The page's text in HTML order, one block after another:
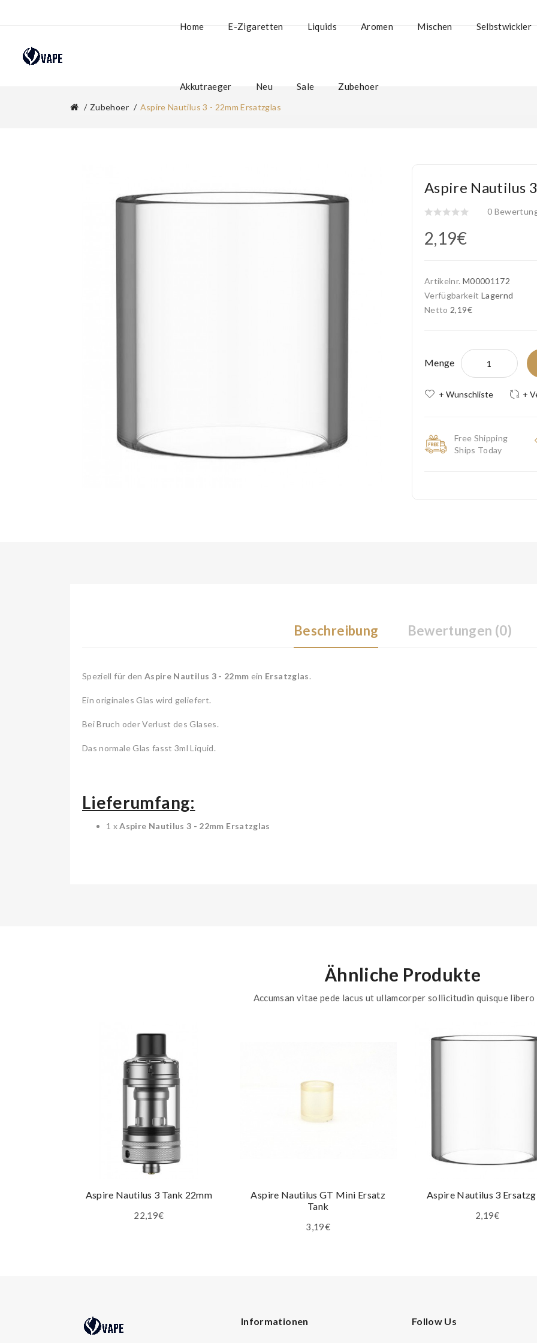
Home E-Zigaretten Liquids Aromen Mischen Selbstwickler
Akkutraeger Neu Sale Zubehoer
Zubehoer Aspire Nautilus 3 - 22mm Ersatzglas
Aspire Nautilus
0
2,19€
Artikelnr. M00001172
Verfügbarkeit Lagernd
Netto 2,19€
Menge
+ Wunschliste +
Free Shipping
Ships Today
Beschreibung Bewertungen (0)
Speziell für den Aspire Nautilus 3 - 22mm ein Ersatzglas.
Ein originales Glas wird geliefert.
Bei Bruch oder Verlust des Glases.
Das normale Glas fasst 3ml Liquid.
Lieferumfang:
1 xAspire Nautilus 3 - 22mm Ersatzglas
Ähnliche Produkte
Accumsan vitae pede lacus ut ullamcorper sollicitudin quisque libero
Aspire Nautilus 3 Tank 22mm
22,19€
Aspire Nautilus GT Mini Ersatz
Tank
3,19€
Aspire Nautilus 3
2,19€
Informationen Follow Us